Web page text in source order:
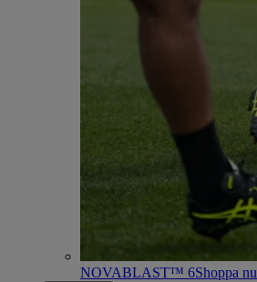
NOVABLAST™ 6Shoppa nu